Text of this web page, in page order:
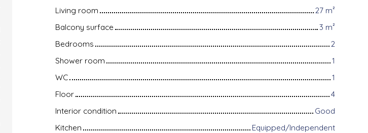
Living room
27 m²
Balcony surface
3 m²
Bedrooms
2
Shower room
1
WC
1
Floor
4
Interior condition
Good
Kitchen
Equipped/Independent